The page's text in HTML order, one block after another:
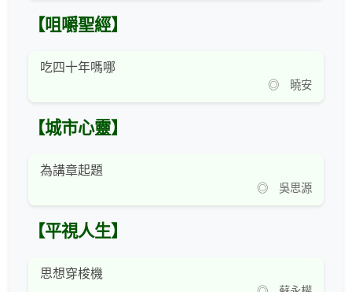
【咀嚼聖經】
吃四十年嗎哪
◎ 曉安
【城市心靈】
為講章起題
◎ 吳思源
【平視人生】
思想穿梭機